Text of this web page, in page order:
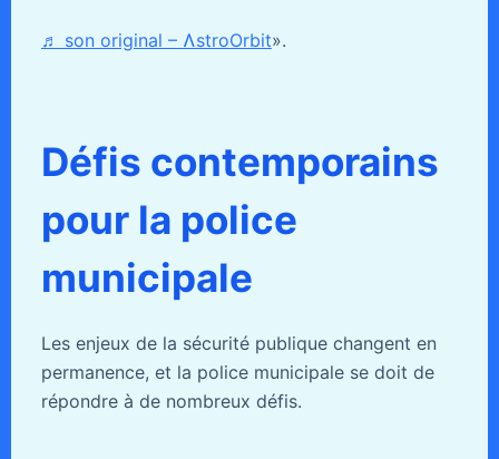
♬ son original – ɅstroOrbit».
Défis contemporains
pour la police
municipale
Les enjeux de la sécurité publique changent en
permanence, et la police municipale se doit de
répondre à de nombreux défis.